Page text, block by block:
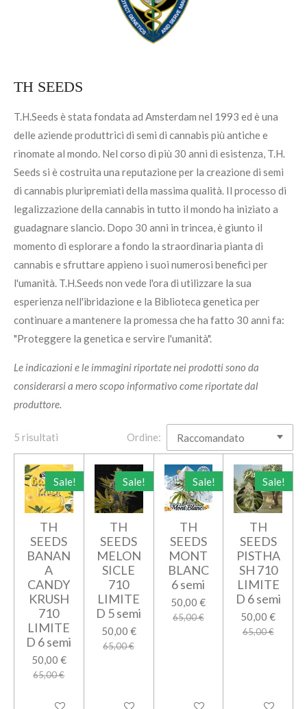
TH SEEDS
T.H.Seeds è stata fondata ad Amsterdam nel 1993 ed è una
delle aziende produttrici di semi di cannabis più antiche e
rinomate al mondo. Nel corso di più 30 anni di esistenza, T.H.
Seeds si è costruita una reputazione per la creazione di semi
di cannabis pluripremiati della massima qualità. Il processo di
legalizzazione della cannabis in tutto il mondo ha iniziato a
guadagnare slancio. Dopo 30 anni in trincea, è giunto il
momento di esplorare a fondo la straordinaria pianta di
cannabis e sfruttare appieno i suoi numerosi benefici per
l'umanità. T.H.Seeds non vede l'ora di utilizzare la sua
esperienza nell'ibridazione e la Biblioteca genetica per
continuare a mantenere la promessa cheha fatto 30 anni fa:
"Proteggere la genetica e servire l'umanità".
Le indicazioni e le immagini riportate nei prodotti sono da
considerarsi a mero scopo informativo come riportate dal
produttore.
5 risultati Ordine:
Sale!
TH
SEEDS
BANAN
A
CANDY
KRUSH
710
LIMITE
D 6 semi
50,00 €
65,00 €
Aggiungi al carrello
Sale!
TH
SEEDS
MELON
SICLE
710
LIMITE
D 5 semi
50,00 €
65,00 €
Aggiungi al carrello
Sale!
TH
SEEDS
MONT
BLANC
6 semi
50,00 €
65,00 €
Aggiungi al carrello
Sale!
TH
SEEDS
PISTHA
SH 710
LIMITE
D 6 semi
50,00 €
65,00 €
Aggiungi al